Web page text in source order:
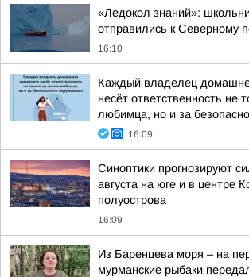
«Ледокол знаний»:
отправились к Северному
16:10
Каждый владелец
несёт ответственность не
любимца, но и за
16:09
Синоптики прогнозируют
августа на юге и в центре
полуострова
16:09
Из Баренцева моря – на
мурманские рыбаки